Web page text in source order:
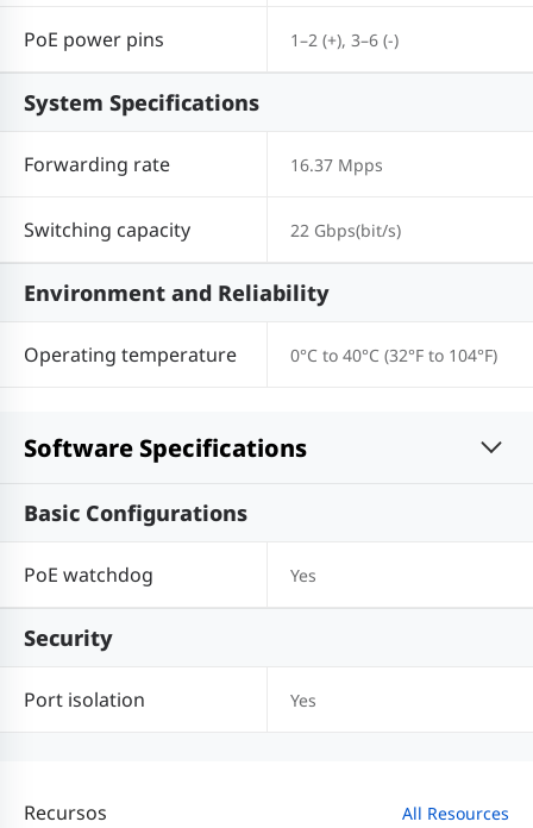
PoE power pins 1–2 (+), 3–6 (-)
System Specifications
Forwarding rate 16.37 Mpps
Switching capacity 22 Gbps(bit/s)
Environment and Reliability
Operating temperature 0°C to 40°C (32°F to 104°F)
Software Specifications
Basic Configurations
PoE watchdog Yes
Security
Port isolation Yes
Recursos All Resources